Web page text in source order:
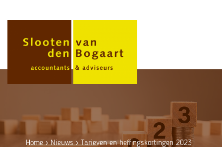
Home›Nieuws›Tarieven en heffingskortingen 2023